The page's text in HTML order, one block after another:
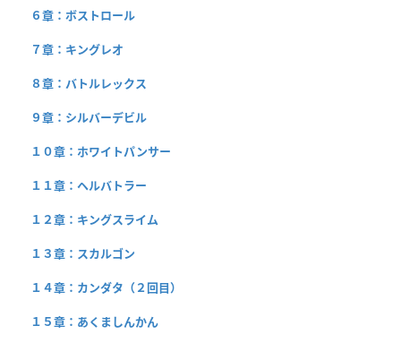
６章：ボストロール
７章：キングレオ
８章：バトルレックス
９章：シルバーデビル
１０章：ホワイトパンサー
１１章：ヘルバトラー
１２章：キングスライム
１３章：スカルゴン
１４章：カンダタ（２回目）
１５章：あくましんかん